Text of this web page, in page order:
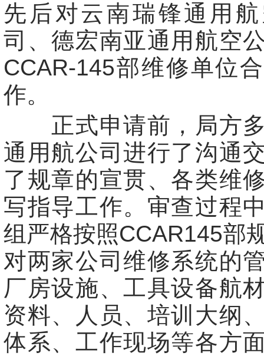
先后对云南瑞锋通用
司、德宏南亚通用航空
CCAR-145部维修单位
作。
正式申请前，局方多
通用航公司进行了沟通
了规章的宣贯、各类维
写指导工作。审查过程
组严格按照CCAR145部
对两家公司维修系统的
厂房设施、工具设备航
资料、人员、培训大纲
体系、工作现场等各方